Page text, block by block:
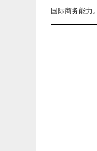
国际商务能力。